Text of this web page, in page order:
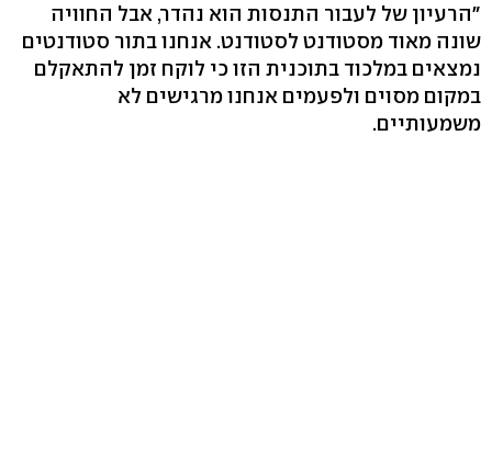
"הרעיון של לעבור התנסות הוא נהדר, אבל החוויה
שונה מאוד מסטודנט לסטודנט. אנחנו בתור סטודנטים
נמצאים במלכוד בתוכנית הזו כי לוקח זמן להתאקלם
במקום מסוים ולפעמים אנחנו מרגישים לא
משמעותיים.